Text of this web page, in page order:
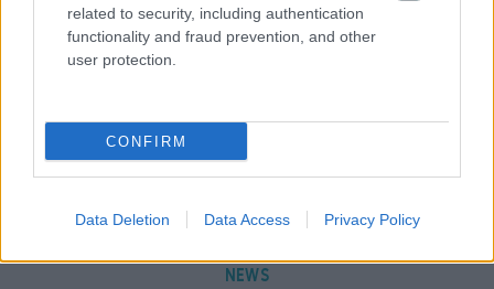
related to security, including authentication
functionality and fraud prevention, and other
user protection.
CONFIRM
Data Deletion Data Access Privacy Policy
NEWS